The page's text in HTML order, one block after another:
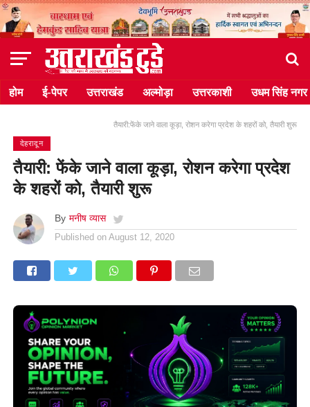
होम ई-पेपर उत्तराखंड अल्मोड़ा उत्तरकाशी उधम सिंह नगर
तैयारी:फेंके जाने वाला कूड़ा, रोशन करेगा प्रदेश के शहरों को, तैयारी शुरू
देहरादून
तैयारी: फेंके जाने वाला कूड़ा, रोशन करेगा प्रदेश
के शहरों को, तैयारी शुरू
By मनीष व्यास
Published on August 12, 2020